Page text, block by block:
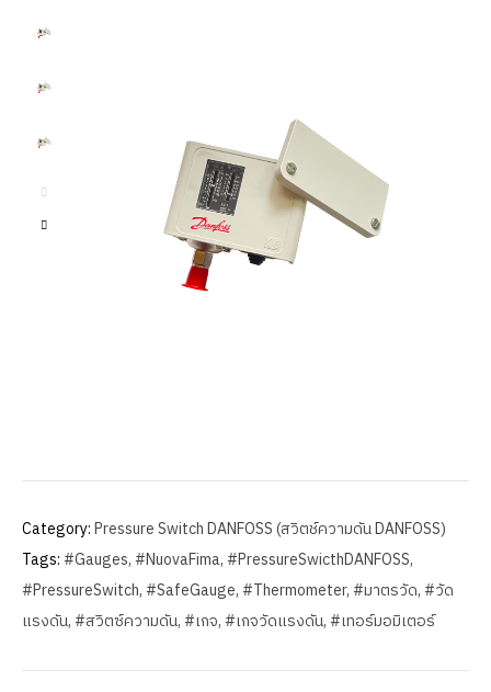
Category:Pressure Switch DANFOSS (สวิตช์ความดัน DANFOSS)
Tags:#Gauges,#NuovaFima,#PressureSwicthDANFOSS,
#PressureSwitch,#SafeGauge,#Thermometer,#มาตรวัด,#วัด
แรงดัน,#สวิตซ์ความดัน,#เกจ,#เกจวัดแรงดัน,#เทอร์มอมิเตอร์